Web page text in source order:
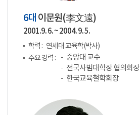
6대 이문원(李文遠)
2001.9. 6. ~ 2004. 9. 5.
학력 : 연세대 교육학(박사)
주요 경력 :
중앙대 교수
전국사범대학장 협의회장
한국교육철학회장